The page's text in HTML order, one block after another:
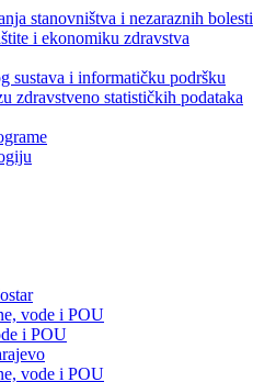
stanovništva i nezaraznih bolesti
i ekonomiku zdravstva
sustava i informatičku podršku
zdravstveno statističkih podataka
vode i POU
i POU
vode i POU